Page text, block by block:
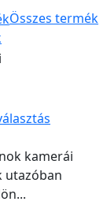
Összes termék
kamerái
utazóban